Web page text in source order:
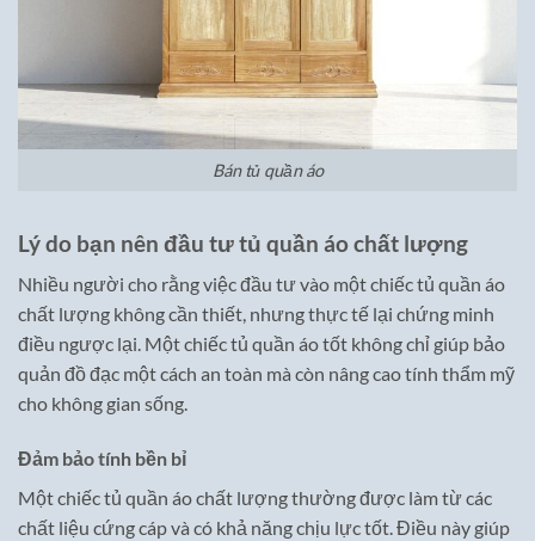
Bán tủ quần áo
Lý do bạn nên đầu tư tủ quần áo chất lượng
Nhiều người cho rằng việc đầu tư vào một chiếc tủ quần áo
chất lượng không cần thiết, nhưng thực tế lại chứng minh
điều ngược lại. Một chiếc tủ quần áo tốt không chỉ giúp bảo
quản đồ đạc một cách an toàn mà còn nâng cao tính thẩm mỹ
cho không gian sống.
Đảm bảo tính bền bỉ
Một chiếc tủ quần áo chất lượng thường được làm từ các
chất liệu cứng cáp và có khả năng chịu lực tốt. Điều này giúp